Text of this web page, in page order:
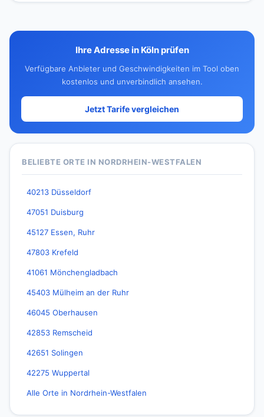
Ihre Adresse in Köln prüfen
Verfügbare Anbieter und Geschwindigkeiten im Tool oben
kostenlos und unverbindlich ansehen.
Jetzt Tarife vergleichen
BELIEBTE ORTE IN NORDRHEIN-WESTFALEN
40213 Düsseldorf
47051 Duisburg
45127 Essen, Ruhr
47803 Krefeld
41061 Mönchengladbach
45403 Mülheim an der Ruhr
46045 Oberhausen
42853 Remscheid
42651 Solingen
42275 Wuppertal
Alle Orte in Nordrhein-Westfalen